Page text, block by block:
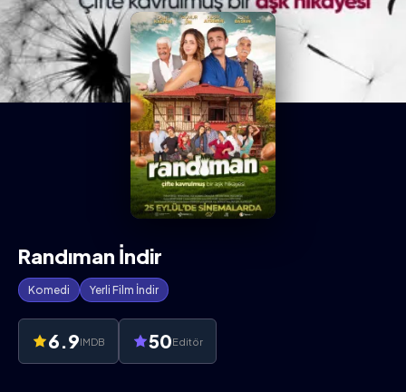
Giriş Yap
Randıman İndir
Komedi Yerli Film İndir
6.9IMDB 50Editör